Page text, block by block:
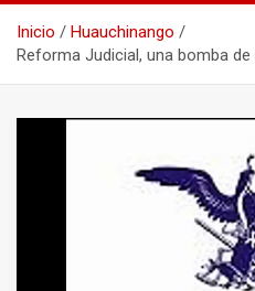
Inicio
Huauchinango
Reforma Judicial, una bomba